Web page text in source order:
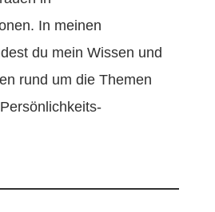
In meinen
du mein Wissen und
rund um die Themen